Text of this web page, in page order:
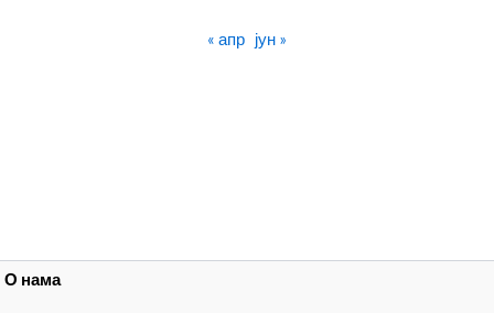
« апр јун »
О нама